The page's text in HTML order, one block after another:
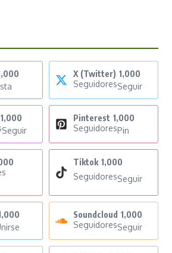
X (Twitter) 1,000
SeguidoresSeguir
1,000
Seguir
Pinterest 1,000
SeguidoresPin
Tiktok 1,000
SeguidoresSeguir
Soundcloud 1,000
SeguidoresSeguir